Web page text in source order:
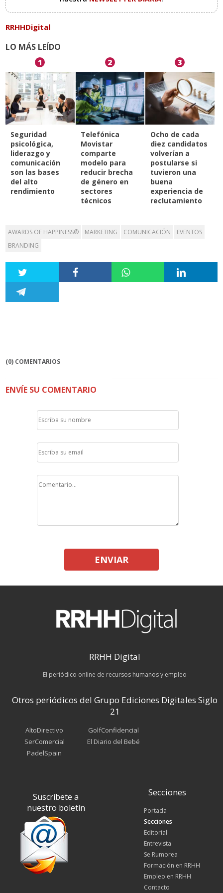
RRHHDigital
LO MÁS LEÍDO
1
Seguridad
psicológica,
liderazgo y
comunicación
son las bases
del alto
rendimiento
2
Telefónica
Movistar
comparte
modelo para
reducir brecha
de género en
sectores
técnicos
3
Ocho de cada
diez candidatos
volverían a
postularse si
tuvieron una
buena
experiencia de
reclutamiento
AWARDS OF HAPPINESS® MARKETING COMUNICACIÓN
EVENTOS
BRANDING
(0) COMENTARIOS
ENVÍE SU COMENTARIO
ENVIAR
RRHH Digital
El periódico online de recursos humanos y empleo
Otros periódicos del Grupo Ediciones Digitales Siglo
21
AltoDirectivo
SerComercial
PadelSpain
GolfConfidencial
El Diario del Bebé
Suscríbete a
nuestro boletín
Secciones
Portada
Secciones
Editorial
Entrevista
Se Rumorea
Formación en RRHH
Empleo en RRHH
Contacto